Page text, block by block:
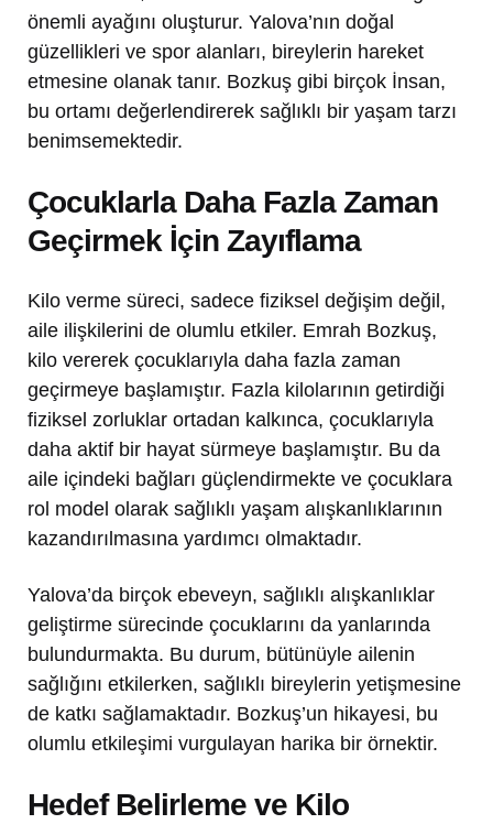
önemli ayağını oluşturur. Yalova’nın doğal
güzellikleri ve spor alanları, bireylerin hareket
etmesine olanak tanır. Bozkuş gibi birçok İnsan,
bu ortamı değerlendirerek sağlıklı bir yaşam tarzı
benimsemektedir.
Çocuklarla Daha Fazla Zaman
Geçirmek İçin Zayıflama
Kilo verme süreci, sadece fiziksel değişim değil,
aile ilişkilerini de olumlu etkiler. Emrah Bozkuş,
kilo vererek çocuklarıyla daha fazla zaman
geçirmeye başlamıştır. Fazla kilolarının getirdiği
fiziksel zorluklar ortadan kalkınca, çocuklarıyla
daha aktif bir hayat sürmeye başlamıştır. Bu da
aile içindeki bağları güçlendirmekte ve çocuklara
rol model olarak sağlıklı yaşam alışkanlıklarının
kazandırılmasına yardımcı olmaktadır.
Yalova’da birçok ebeveyn, sağlıklı alışkanlıklar
geliştirme sürecinde çocuklarını da yanlarında
bulundurmakta. Bu durum, bütünüyle ailenin
sağlığını etkilerken, sağlıklı bireylerin yetişmesine
de katkı sağlamaktadır. Bozkuş’un hikayesi, bu
olumlu etkileşimi vurgulayan harika bir örnektir.
Hedef Belirleme ve Kilo